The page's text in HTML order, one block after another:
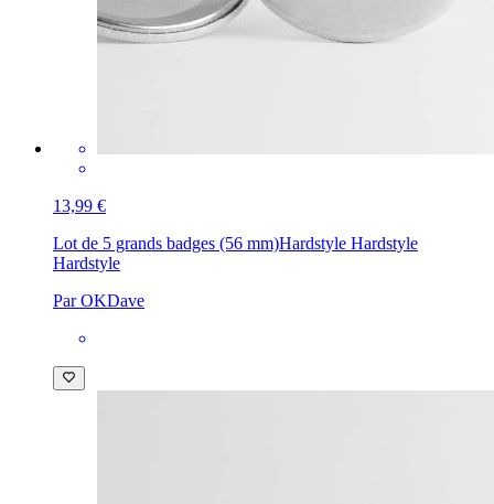
13,99 €
Lot de 5 grands badges (56 mm)Hardstyle Hardstyle
Hardstyle
Par OKDave